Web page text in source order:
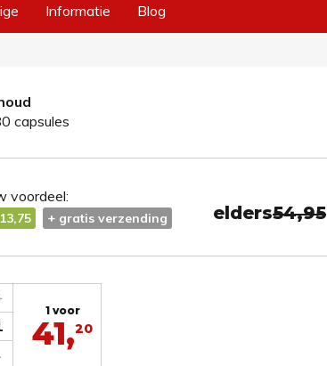
Informatie Blog
capsules
elders54,95
voordeel:
+ gratis verzending
1 voor
41,20